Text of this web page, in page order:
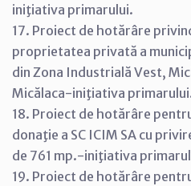
iniţiativa primarului.
17. Proiect de hotărâre
proprietatea privată a
din Zona Industrială Vest,
Micălaca-iniţiativa
18. Proiect de hotărâre
donaţie a SC ICIM SA cu
de 761 mp.-iniţiativa
19. Proiect de hotărâre